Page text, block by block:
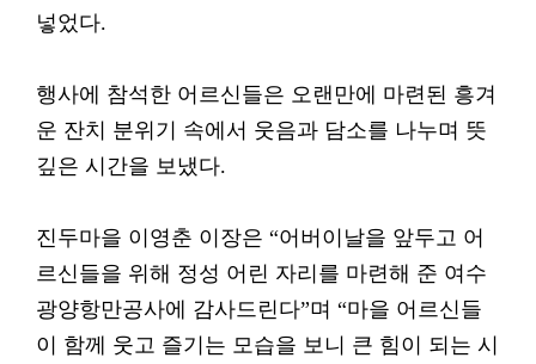
넣었다.
행사에 참석한 어르신들은 오랜만에 마련된 흥겨
운 잔치 분위기 속에서 웃음과 담소를 나누며 뜻
깊은 시간을 보냈다.
진두마을 이영춘 이장은 “어버이날을 앞두고 어
르신들을 위해 정성 어린 자리를 마련해 준 여수
광양항만공사에 감사드린다”며 “마을 어르신들
이 함께 웃고 즐기는 모습을 보니 큰 힘이 되는 시